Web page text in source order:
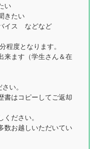
い
きたい
イス などなど
程度となります。
来ます（学生さん＆在
い。
書はコピーしてご返却
ださい。
数お越しいただいてい